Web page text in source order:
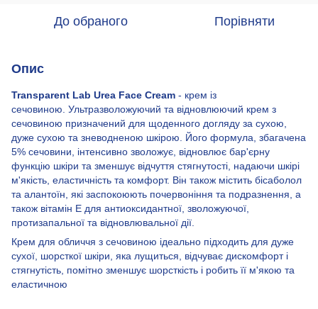
До обраного Порівняти
Опис
Transparent Lab Urea Face Cream - крем із
сечовиною. Ультразволожуючий та відновлюючий крем з
сечовиною призначений для щоденного догляду за сухою,
дуже сухою та зневодненою шкірою. Його формула, збагачена
5% сечовини, інтенсивно зволожує, відновлює бар'єрну
функцію шкіри та зменшує відчуття стягнутості, надаючи шкірі
м'якість, еластичність та комфорт. Він також містить бісаболол
та алантоїн, які заспокоюють почервоніння та подразнення, а
також вітамін Е для антиоксидантної, зволожуючої,
протизапальної та відновлювальної дії.
Крем для обличчя з сечовиною ідеально підходить для дуже
сухої, шорсткої шкіри, яка лущиться, відчуває дискомфорт і
стягнутість, помітно зменшує шорсткість і робить її м'якою та
еластичною